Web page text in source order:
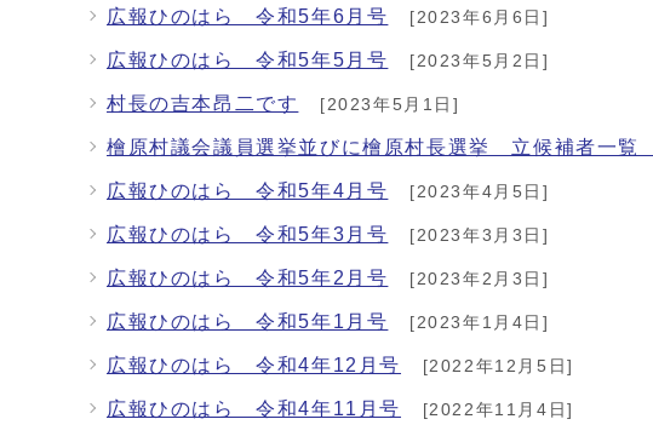
広報ひのはら 令和5年6月号 [2023年6月6日]
広報ひのはら 令和5年5月号 [2023年5月2日]
村長の吉本昂二です [2023年5月1日]
檜原村議会議員選挙並びに檜原村長選挙 立候補者一覧
広報ひのはら 令和5年4月号 [2023年4月5日]
広報ひのはら 令和5年3月号 [2023年3月3日]
広報ひのはら 令和5年2月号 [2023年2月3日]
広報ひのはら 令和5年1月号 [2023年1月4日]
広報ひのはら 令和4年12月号 [2022年12月5日]
広報ひのはら 令和4年11月号 [2022年11月4日]